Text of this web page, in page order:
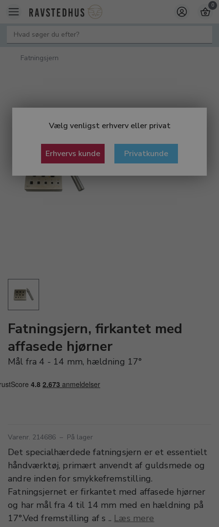
Vælg venligst erhverv eller privat
Erhvervs kunde Privatkunde
0
Fatningsjern
Fatningsjern, firkantet med
affasede hjørner
Mål fra 4 - 14 mm, hældning 17°
Varenr. 214686 – På lager
Det specialhærdede fatningsjern er et essentielt
håndværktøj, primært anvendt af guldsmede og
andre inden for smykkefremstilling.
Fatningsjernet er firkantet med affasede hjørner
og har mål fra 4 til 14 mm med en hældning på
17°.Ved fremstilling af s .. Læs mere